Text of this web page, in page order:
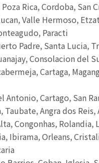
Poza Rica, Cordoba,
Valle Hermoso,
Paracti
Padre, Santa Lucia,
Consolacion del
Cartaga,
Antonio, Cartago, San
Taubate, Angra dos
Congonhas,
Ibirama, Orleans,